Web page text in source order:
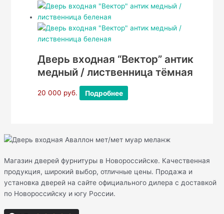
Дверь входная “Вектор” антик
медный / лиственница тёмная
20 000 руб. Подробнее
Магазин дверей фурнитуры в Новороссийске. Качественная
продукция, широкий выбор, отличные цены. Продажа и
установка дверей на сайте официального дилера с доставкой
по Новороссийску и югу России.